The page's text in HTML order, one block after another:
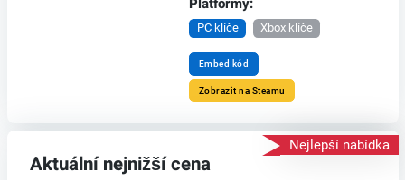
PC klíče Xbox klíče
Embed kód
Zobrazit na Steamu
Nejlepší nabídka
Aktuální nejnižší cena